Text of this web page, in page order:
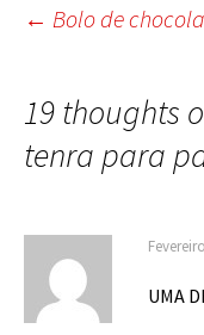
Post
← Bolo de
19 thoughts
tenra para
UMA